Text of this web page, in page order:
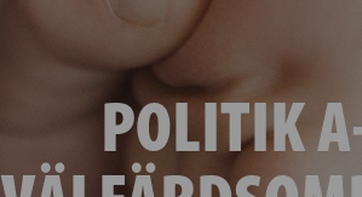
POLITIK